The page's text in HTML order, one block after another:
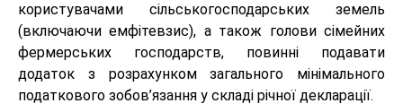
користувачами сільськогосподарських земель
(включаючи емфітевзис), а також голови сімейних
фермерських господарств, повинні подавати
додаток з розрахунком загального мінімального
податкового зобов’язання у складі річної декларації.